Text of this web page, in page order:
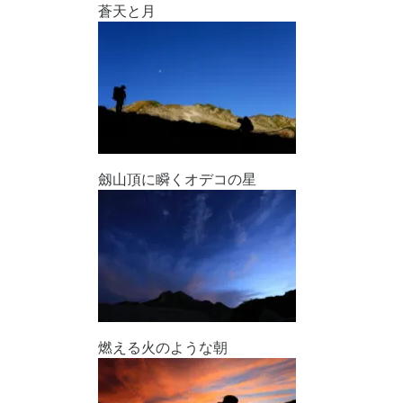
蒼天と月
劔山頂に瞬くオデコの星
燃える火のような朝